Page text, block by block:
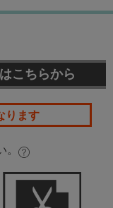
こちらから
ります